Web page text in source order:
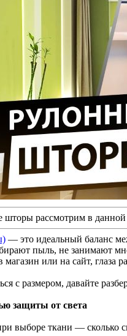
рассмотрим в данной
— это идеальный баланс
пыль, не занимают
или на сайт, глаза
с размером, давайте
защиты от света
выборе ткани — сколько